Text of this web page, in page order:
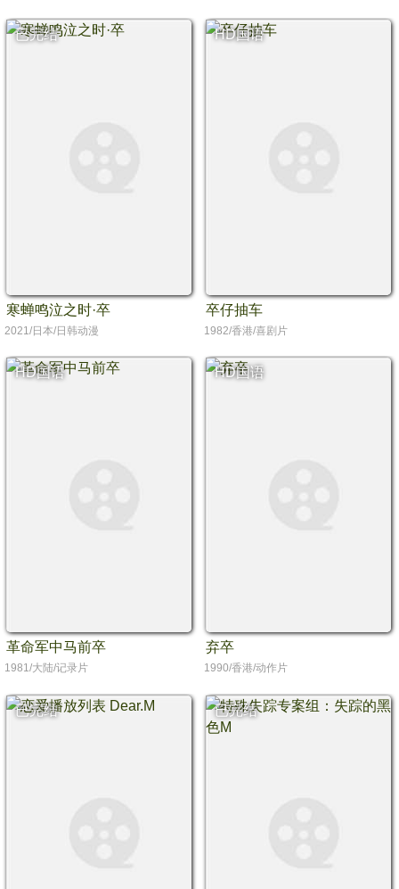
已完结
寒蝉鸣泣之时·卒
2021/日本/日韩动漫
HD国语
卒仔抽车
1982/香港/喜剧片
HD国语
革命军中马前卒
1981/大陆/记录片
HD国语
弃卒
1990/香港/动作片
已完结 已完结